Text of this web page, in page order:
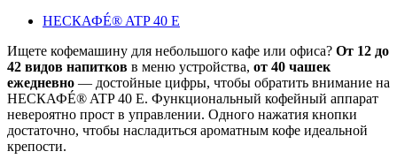
НЕСКАФÉ® ATP 40 E
Ищете кофемашину для небольшого кафе или офиса? От 12 до
42 видов напитков в меню устройства, от 40 чашек
ежедневно — достойные цифры, чтобы обратить внимание на
НЕСКАФÉ® ATP 40 E. Функциональный кофейный аппарат
невероятно прост в управлении. Одного нажатия кнопки
достаточно, чтобы насладиться ароматным кофе идеальной
крепости.